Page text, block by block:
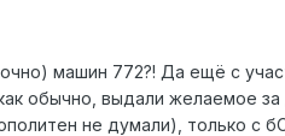
машин 772?! Да ещё с
обычно, выдали желаемое за
не думали), только с